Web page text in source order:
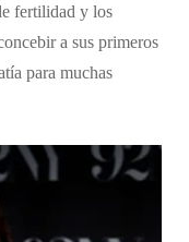
fertilidad y los
a sus primeros
para muchas